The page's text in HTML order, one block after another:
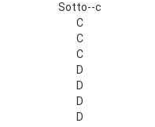
Chatta adesso
batteria del litio lifepo4
batterie ricaricabili di
Sotto--c
C
C
C
D
D
D
D